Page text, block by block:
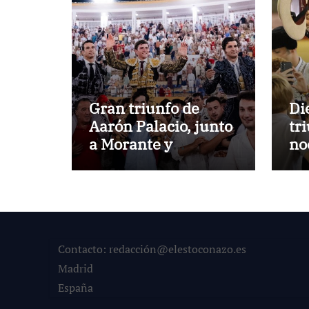
Gran triunfo de
Aarón Palacio, junto
a Morante y
Manzanares, en
Contacto: redacción@elestoconazo.es
Madrid
España